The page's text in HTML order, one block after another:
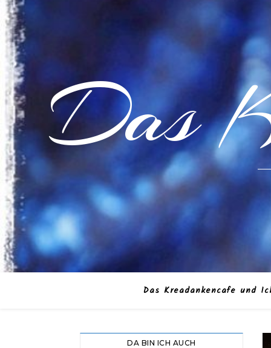
Das
Das Kreadankencafe und
DA BIN ICH AUCH